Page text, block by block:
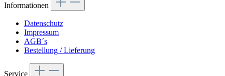
Informationen
Datenschutz
Impressum
AGB´s
Bestellung / Lieferung
Service